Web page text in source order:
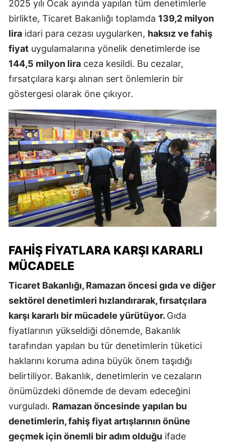
2025 yılı Ocak ayında yapılan tüm denetimlerle
birlikte, Ticaret Bakanlığı toplamda 139,2 milyon
lira idari para cezası uygularken, haksız ve fahiş
fiyat uygulamalarına yönelik denetimlerde ise
144,5 milyon lira ceza kesildi. Bu cezalar,
fırsatçılara karşı alınan sert önlemlerin bir
göstergesi olarak öne çıkıyor.
FAHIŞ FIYATLARA KARŞI KARARLI
MÜCADELE
Ticaret Bakanlığı, Ramazan öncesi gıda ve diğer
sektörel denetimleri hızlandırarak, fırsatçılara
karşı kararlı bir mücadele yürütüyor.Gıda
fiyatlarının yükseldiği dönemde, Bakanlık
tarafından yapılan bu tür denetimlerin tüketici
haklarını koruma adına büyük önem taşıdığı
belirtiliyor. Bakanlık, denetimlerin ve cezaların
önümüzdeki dönemde de devam edeceğini
vurguladı. Ramazan öncesinde yapılan bu
denetimlerin, fahiş fiyat artışlarının önüne
geçmek için önemli bir adım olduğu ifade